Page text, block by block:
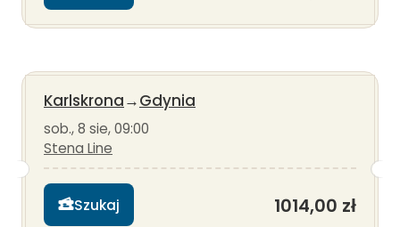
Karlskrona→Gdynia
sob., 8 sie, 09:00
Stena Line
Szukaj 1014,00 zł